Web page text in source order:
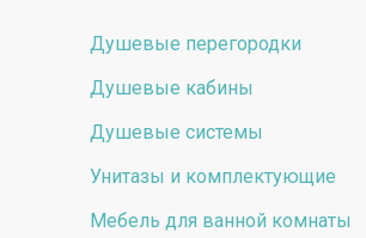
Душевые перегородки
Душевые кабины
Душевые системы
Унитазы и комплектующие
Мебель для ванной комнаты